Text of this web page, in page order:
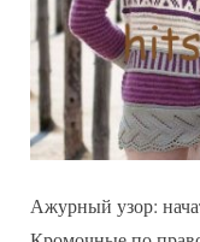
Ажурный узор: